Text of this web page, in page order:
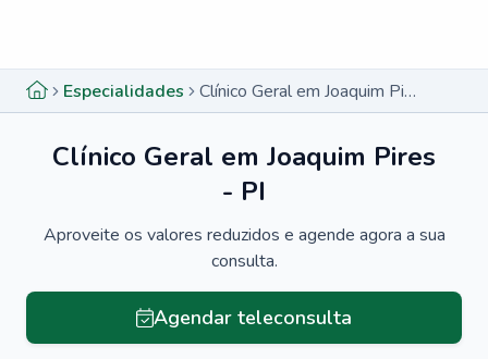
Especialidades Clínico Geral em Joaquim Pires - PI
Clínico Geral em Joaquim Pires
- PI
Aproveite os valores reduzidos e agende agora a sua
consulta.
Agendar teleconsulta